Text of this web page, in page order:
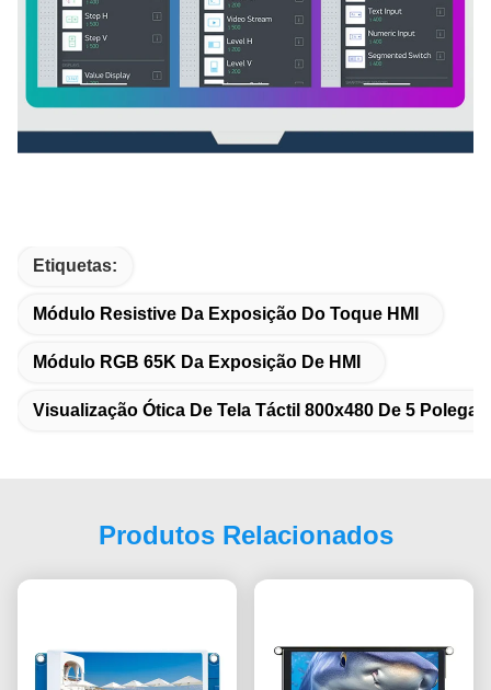
Etiquetas:
Módulo Resistive Da Exposição Do Toque HMI
Módulo RGB 65K Da Exposição De HMI
Visualização Ótica De Tela Táctil 800x480 De 5
Produtos Relacionados